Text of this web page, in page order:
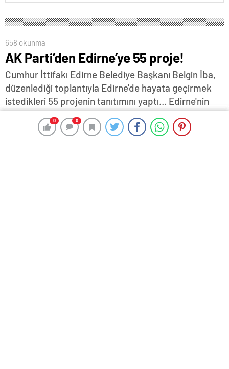
0 0
658 okunma
AK Parti’den Edirne’ye 55 proje!
Cumhur İttifakı Edirne Belediye Başkanı Belgin İba,
düzenlediği toplantıyla Edirne'de hayata geçirmek
istedikleri 55 projenin tanıtımını yaptı… Edirne'nin
önündeki 5 yılını belirleyecek büyük adımlar
tasarladıklarını belirten, ulaşım, içme suyu ve nehir
0 0